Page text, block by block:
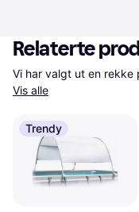
Relaterte
Vis alle
Trendy